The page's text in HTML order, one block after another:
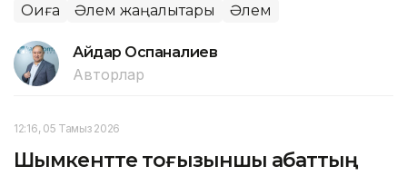
Оқиға Әлем жаңалықтары Әлем
Айдар Оспаналиев
Авторлар
12:16, 05 Тамыз 2026
Шымкентте тоғызыншы қабаттың